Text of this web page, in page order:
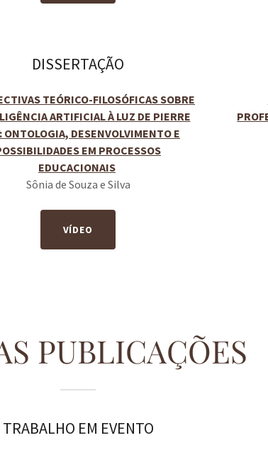
DISSERTAÇÃO
TEÓRICO-FILOSÓFICAS SOBRE
ARTIFICIAL À LUZ DE PIERRE
ONTOLOGIA, DESENVOLVIMENTO E
EM PROCESSOS
EDUCACIONAIS
Sônia de Souza e Silva
VÍDEO
PUBLICAÇÕES
TRABALHO EM EVENTO